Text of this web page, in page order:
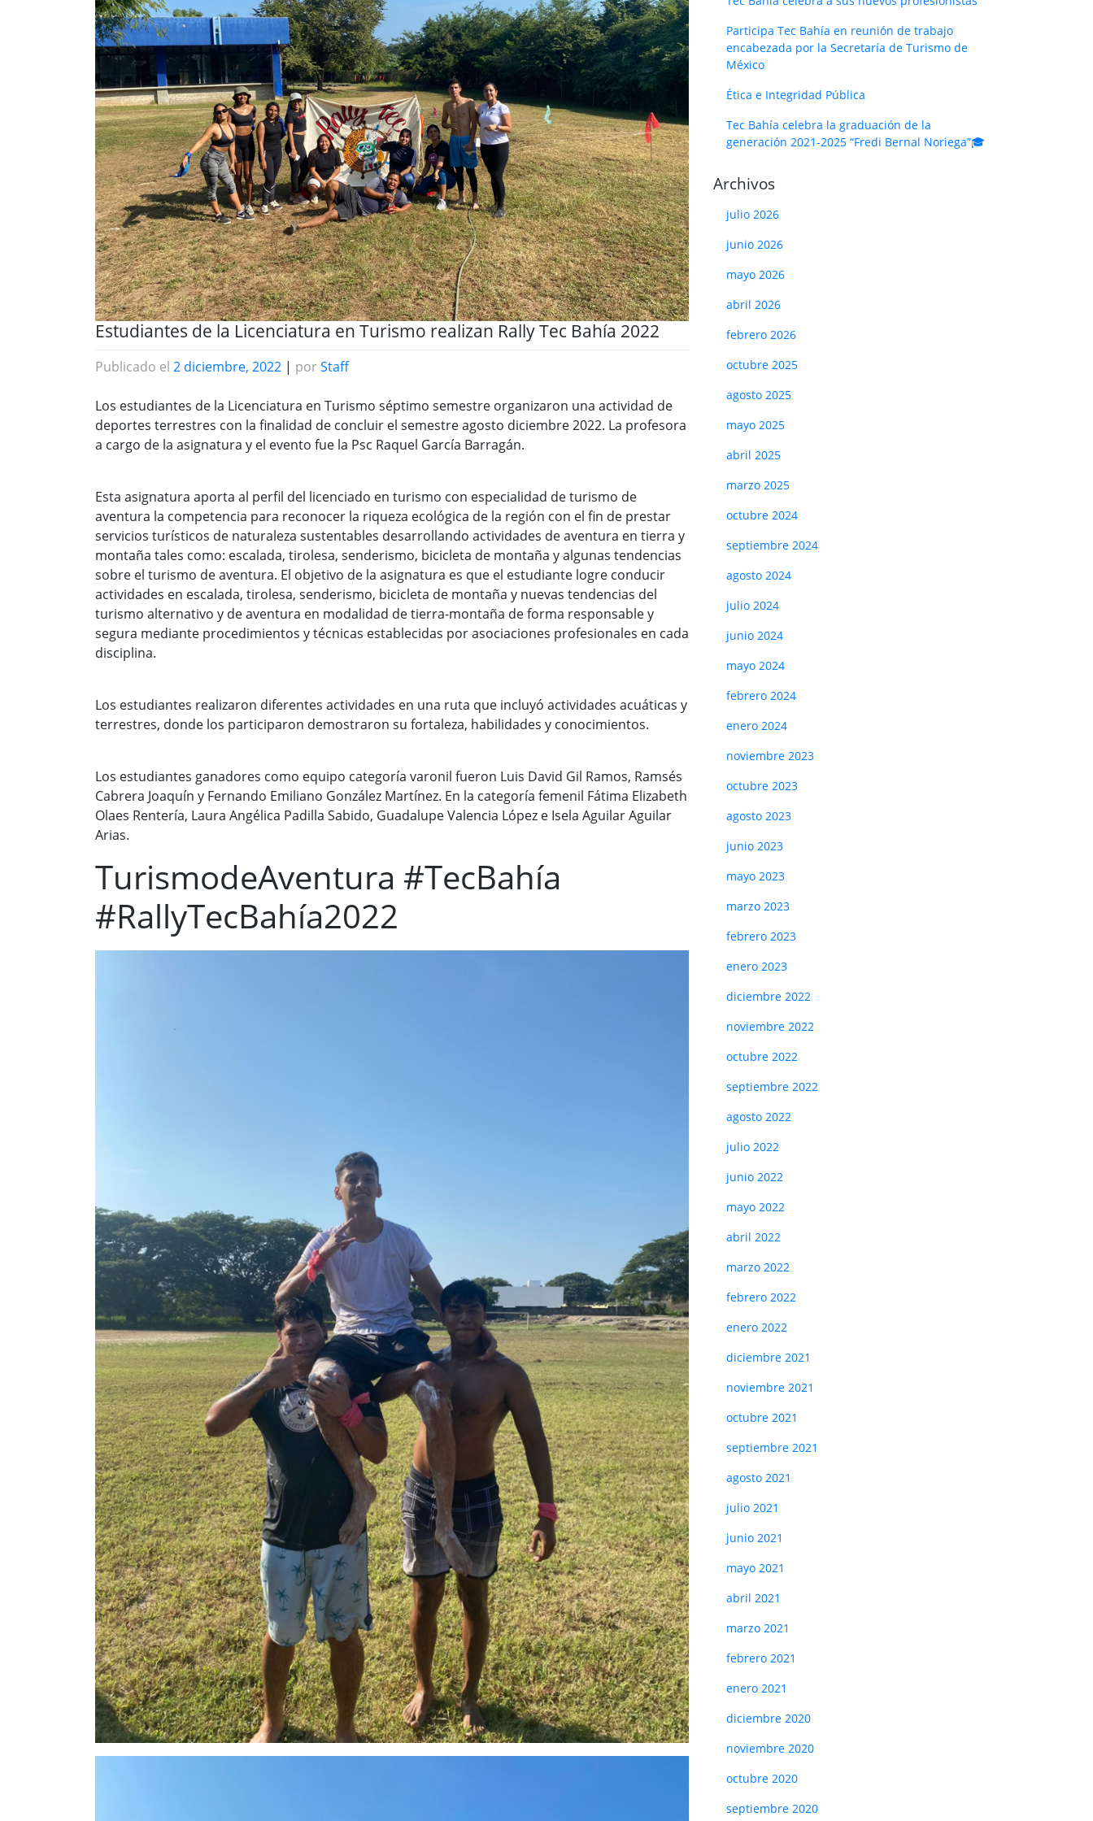
Estudiantes de la Licenciatura en Turismo realizan Rally Tec Bahía 2022
Publicado el 2 diciembre, 2022 | por Staff
Los estudiantes de la Licenciatura en Turismo séptimo semestre organizaron una actividad de
deportes terrestres con la finalidad de concluir el semestre agosto diciembre 2022. La profesora
a cargo de la asignatura y el evento fue la Psc Raquel García Barragán.
Esta asignatura aporta al perfil del licenciado en turismo con especialidad de turismo de
aventura la competencia para reconocer la riqueza ecológica de la región con el fin de prestar
servicios turísticos de naturaleza sustentables desarrollando actividades de aventura en tierra y
montaña tales como: escalada, tirolesa, senderismo, bicicleta de montaña y algunas tendencias
sobre el turismo de aventura. El objetivo de la asignatura es que el estudiante logre conducir
actividades en escalada, tirolesa, senderismo, bicicleta de montaña y nuevas tendencias del
turismo alternativo y de aventura en modalidad de tierra-montaña de forma responsable y
segura mediante procedimientos y técnicas establecidas por asociaciones profesionales en cada
disciplina.
Los estudiantes realizaron diferentes actividades en una ruta que incluyó actividades acuáticas y
terrestres, donde los participaron demostraron su fortaleza, habilidades y conocimientos.
Los estudiantes ganadores como equipo categoría varonil fueron Luis David Gil Ramos, Ramsés
Cabrera Joaquín y Fernando Emiliano González Martínez. En la categoría femenil Fátima Elizabeth
Olaes Rentería, Laura Angélica Padilla Sabido, Guadalupe Valencia López e Isela Aguilar Aguilar
Arias.
TurismodeAventura #TecBahía
#RallyTecBahía2022
Participa Tec Bahía en reunión de trabajo
encabezada por la Secretaría de Turismo de
México
Ética e Integridad Pública
Tec Bahía celebra la graduación de la
generación 2021-2025 “Fredi Bernal Noriega”🎓
Archivos
julio 2026
junio 2026
mayo 2026
abril 2026
febrero 2026
octubre 2025
agosto 2025
mayo 2025
abril 2025
marzo 2025
octubre 2024
septiembre 2024
agosto 2024
julio 2024
junio 2024
mayo 2024
febrero 2024
enero 2024
noviembre 2023
octubre 2023
agosto 2023
junio 2023
mayo 2023
marzo 2023
febrero 2023
enero 2023
diciembre 2022
noviembre 2022
octubre 2022
septiembre 2022
agosto 2022
julio 2022
junio 2022
mayo 2022
abril 2022
marzo 2022
febrero 2022
enero 2022
diciembre 2021
noviembre 2021
octubre 2021
septiembre 2021
agosto 2021
julio 2021
junio 2021
mayo 2021
abril 2021
marzo 2021
febrero 2021
enero 2021
diciembre 2020
noviembre 2020
octubre 2020
septiembre 2020